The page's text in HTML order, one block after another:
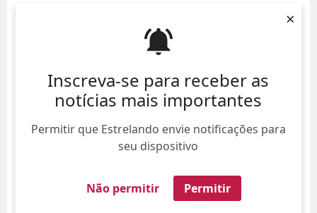
Inscreva-se para receber as
notícias mais importantes
Permitir que Estrelando envie notificações para
seu dispositivo
Não permitir Permitir
×